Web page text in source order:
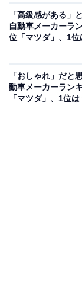
性／三重県）、
能を搭載したレ
愛知県）などの
「高級感がある」
自動車メーカーラ
位「マツダ」、1位
「おしゃれ」だと
動車メーカーラン
「マツダ」、1位は